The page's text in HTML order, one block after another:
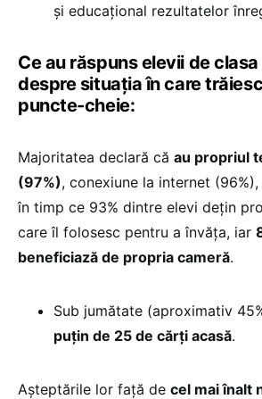
și educațional rezultatelor
Ce au răspuns elevii de
despre situația în care
puncte-cheie:
Majoritatea declară că au propriul
(97%), conexiune la internet
în timp ce 93% dintre elevi dețin
care îl folosesc pentru a învăța, iar
beneficiază de propria cameră.
Sub jumătate (aproximativ
puțin de 25 de cărți acasă.
Așteptările lor față de cel mai înalt